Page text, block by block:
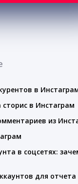
в
сторис в Инстаграм
из
в соцсетях:
для отчета